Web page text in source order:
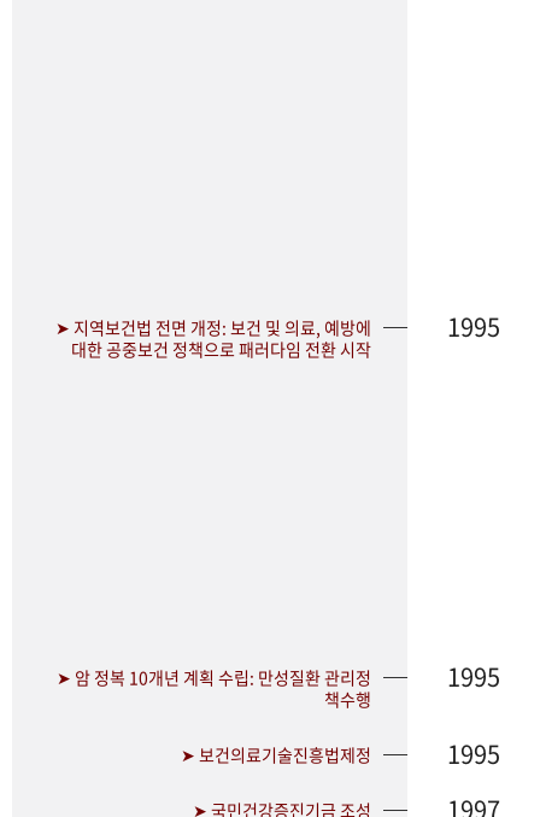
➤ 지역보건법 전면 개정: 보건 및 의료, 예방에
대한 공중보건 정책으로 패러다임 전환 시작
1995
➤ 암 정복 10개년 계획 수립: 만성질환 관리정
책수행
1995
➤ 보건의료기술진흥법제정 1995
➤ 국민건강증진기금 조성 1997